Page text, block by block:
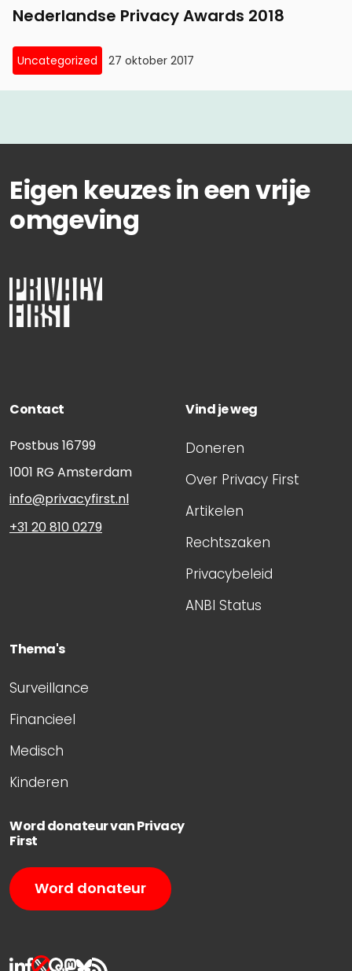
Nederlandse Privacy Awards 2018
Uncategorized 27 oktober 2017
Eigen keuzes in een vrije
omgeving
Contact
Postbus 16799
1001 RG Amsterdam
info@privacyfirst.nl
+31 20 810 0279
Vind je weg
Doneren
Over Privacy First
Artikelen
Rechtszaken
Privacybeleid
ANBI Status
Thema's
Surveillance
Financieel
Medisch
Kinderen
Word donateur van Privacy
First
Word donateur